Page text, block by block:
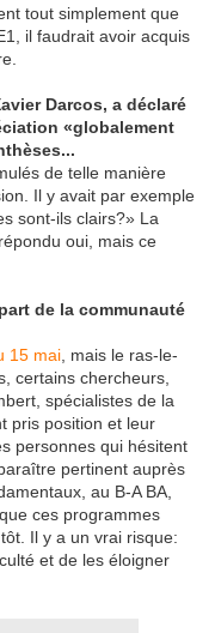
tout simplement que
il faudrait avoir acquis
Darcos, a déclaré
«globalement
de telle manière
Il y avait par exemple
sont-ils clairs?» La
oui, mais ce
de la communauté
15 mai , mais le ras-le-
certains chercheurs,
spécialistes de la
pris position et leur
personnes qui hésitent
pertinent auprès
au B-A BA,
ces programmes
Il y a un vrai risque:
et de les éloigner